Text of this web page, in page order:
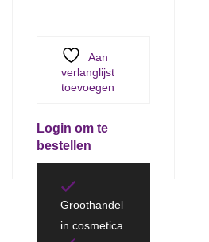
Aan
verlanglijst
toevoegen
Login om te
bestellen
Groothandel
in cosmetica